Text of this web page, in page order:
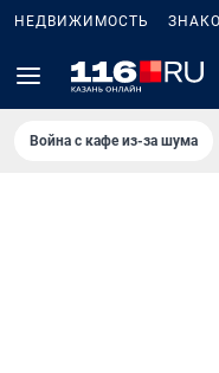
НЕДВИЖИМОСТЬ
Война с кафе из-за шума